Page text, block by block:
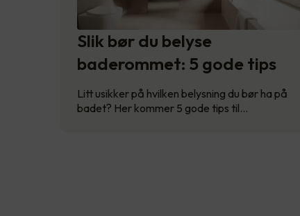
Slik bør du belyse
baderommet: 5 gode tips
Litt usikker på hvilken belysning du bør ha på
badet? Her kommer 5 gode tips til…